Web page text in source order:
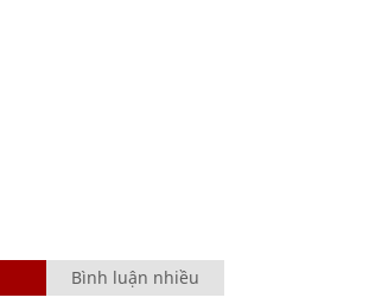
Bình luận nhiều